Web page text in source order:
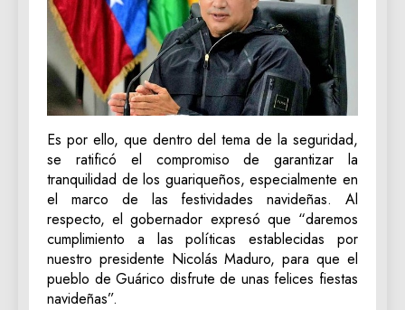
Es por ello, que dentro del tema de la seguridad,
se ratificó el compromiso de garantizar la
tranquilidad de los guariqueños, especialmente en
el marco de las festividades navideñas. Al
respecto, el gobernador expresó que “daremos
cumplimiento a las políticas establecidas por
nuestro presidente Nicolás Maduro, para que el
pueblo de Guárico disfrute de unas felices fiestas
navideñas”.